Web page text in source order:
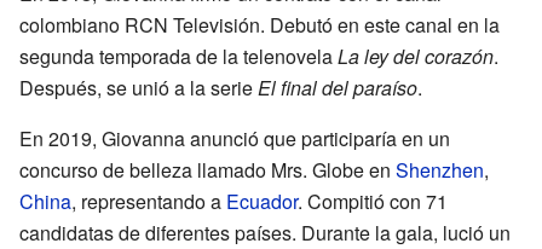
colombiano RCN Televisión. Debutó en este canal en la
segunda temporada de la telenovelaLa ley del corazón.
Después, se unió a la serieEl final del paraíso.
En 2019, Giovanna anunció que participaría en un
concurso de belleza llamado Mrs. Globe en Shenzhen,
China, representando a Ecuador. Compitió con 71
candidatas de diferentes países. Durante la gala, lució un